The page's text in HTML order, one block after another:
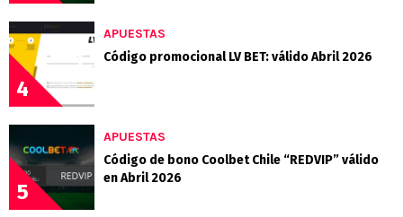
4
APUESTAS
Código promocional LV BET: válido Abril 2026
5
APUESTAS
Código de bono Coolbet Chile “REDVIP” válido
en Abril 2026